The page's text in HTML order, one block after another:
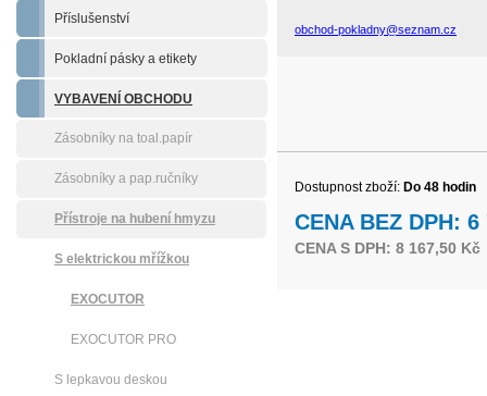
Příslušenství
Pokladní pásky a etikety
VYBAVENÍ OBCHODU
Zásobníky na toal.papír
Zásobníky a pap.ručníky
Přístroje na hubení hmyzu
S elektrickou mřížkou
EXOCUTOR
EXOCUTOR PRO
S lepkavou deskou
obchod-pokladny@seznam.cz
Dostupnost zboží: Do 48 hodin
CENA BEZ DPH:
CENA S DPH: 8 167,50 Kč